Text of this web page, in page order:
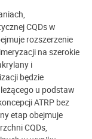
CQDs w
rozszerzenie
na szerokie
i
będzie
u podstaw
ATRP bez
etap obejmuje
CQDs,